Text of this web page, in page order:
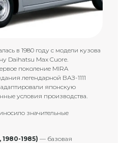
в 1980 году с модели кузова
Daihatsu Max Cuore.
поколение MIRA
легендарной ВАЗ-1111
японскую
условия производства.
значительные
1985) — базовая